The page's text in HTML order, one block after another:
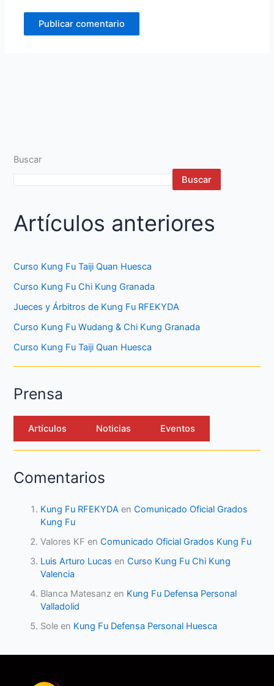
Buscar
Buscar
Artículos anteriores
Curso Kung Fu Taiji Quan Huesca
Curso Kung Fu Chi Kung Granada
Jueces y Árbitros de Kung Fu RFEKYDA
Curso Kung Fu Wudang & Chi Kung Granada
Curso Kung Fu Taiji Quan Huesca
Prensa
Artículos Noticias Eventos
Comentarios
Kung Fu RFEKYDA enComunicado Oficial Grados
Kung Fu
Valores KF enComunicado Oficial Grados Kung Fu
Luis Arturo Lucas enCurso Kung Fu Chi Kung
Valencia
Blanca Matesanz en Kung Fu Defensa Personal
Valladolid
Sole en Kung Fu Defensa Personal Huesca